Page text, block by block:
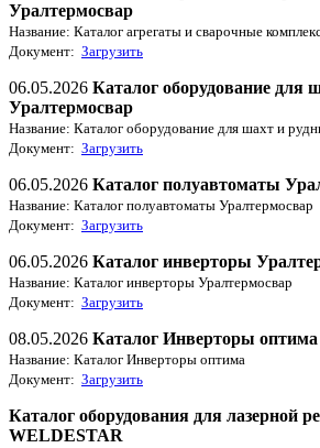
Уралтермосвар
Название: Каталог агрегаты и сварочные
Документ: Загрузить
06.05.2026 Каталог оборудование для
Уралтермосвар
Название: Каталог оборудование для шахт и
Документ: Загрузить
06.05.2026 Каталог полуавтоматы
Название: Каталог полуавтоматы Уралтермосвар
Документ: Загрузить
06.05.2026 Каталог инверторы
Название: Каталог инверторы Уралтермосвар
Документ: Загрузить
08.05.2026 Каталог Инверторы оптима
Название: Каталог Инверторы оптима
Документ: Загрузить
Каталог оборудования для лазерной
WELDESTAR